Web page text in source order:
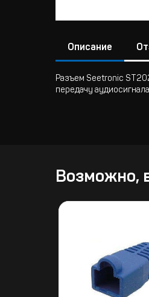
Описание
Разъем Seetronic
передачу
Возможно,